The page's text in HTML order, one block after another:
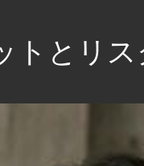
トとリ